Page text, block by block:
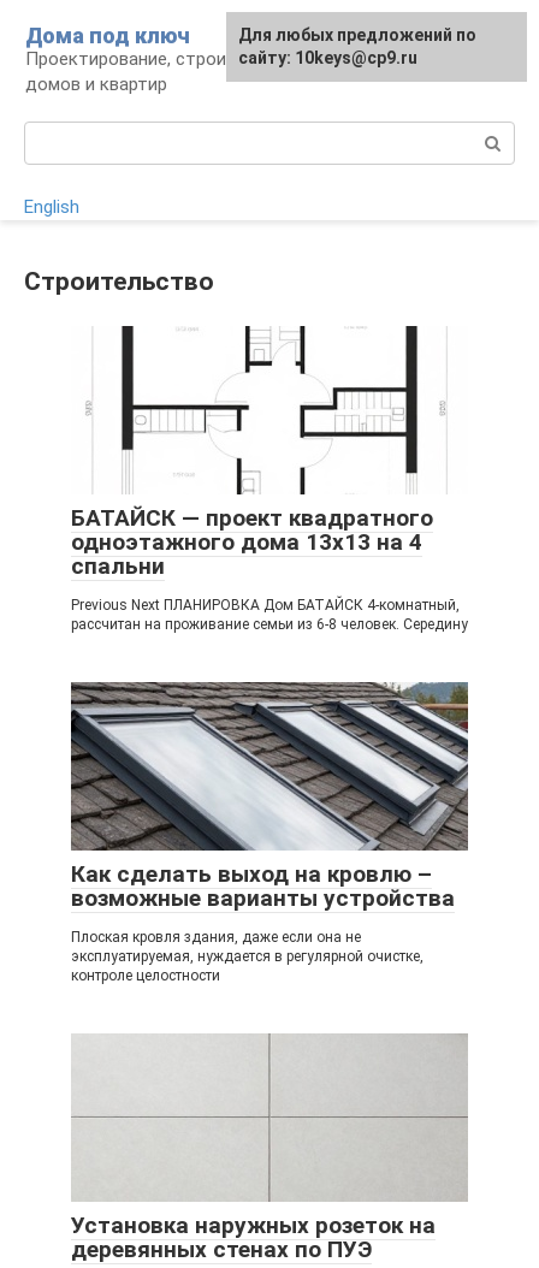
контенту
Дома под ключ
Проектирование, строительство и отделка
домов и квартир
English
Строительство
БАТАЙСК — проект квадратного
одноэтажного дома 13х13 на 4
спальни
Previous Next ПЛАНИРОВКА Дом БАТАЙСК 4-комнатный,
рассчитан на проживание семьи из 6-8 человек. Середину
Как сделать выход на кровлю –
возможные варианты устройства
Плоская кровля здания, даже если она не
эксплуатируемая, нуждается в регулярной очистке,
контроле целостности
Установка наружных розеток на
деревянных стенах по ПУЭ
Для любых предложений по
сайту: 10keys@cp9.ru